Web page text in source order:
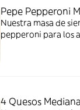
Pepe Pepperoni
Nuestra masa de
pepperoni para los
4 Quesos Mediana